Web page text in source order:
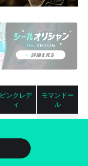
ピンクレデ
ィ
モマンドー
ル
円）
2,980円